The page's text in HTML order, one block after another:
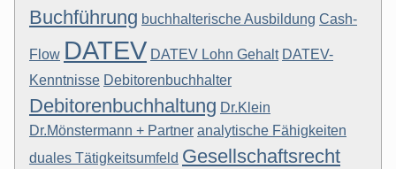
Buchführung buchhalterische Ausbildung Cash-
Flow DATEV DATEV Lohn Gehalt DATEV-
Kenntnisse Debitorenbuchhalter
Debitorenbuchhaltung Dr.Klein
Dr.Mönstermann + Partner analytische Fähigkeiten
duales Tätigkeitsumfeld Gesellschaftsrecht